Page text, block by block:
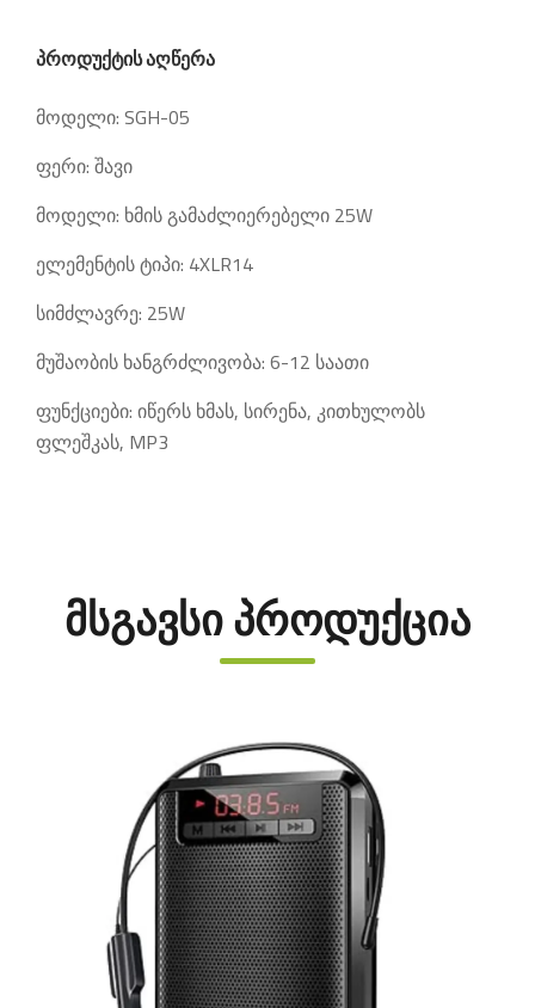
პროდუქტის აღწერა
მოდელი: SGH-05
ფერი: შავი
მოდელი: ხმის გამაძლიერებელი 25W
ელემენტის ტიპი: 4XLR14
სიმძლავრე: 25W
მუშაობის ხანგრძლივობა: 6-12 საათი
ფუნქციები: იწერს ხმას, სირენა, კითხულობს
ფლეშკას, MP3
მსგავსი პროდუქცია